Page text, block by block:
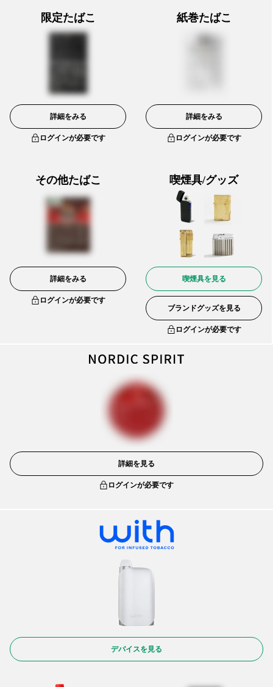
限定たばこ
詳細をみる
ログインが必要です
紙巻たばこ
詳細をみる
ログインが必要です
その他たばこ
詳細をみる
ログインが必要です
喫煙具/グッズ
喫煙具を見る
ブランドグッズを見る
ログインが必要です
詳細を見る
ログインが必要です
デバイスを見る